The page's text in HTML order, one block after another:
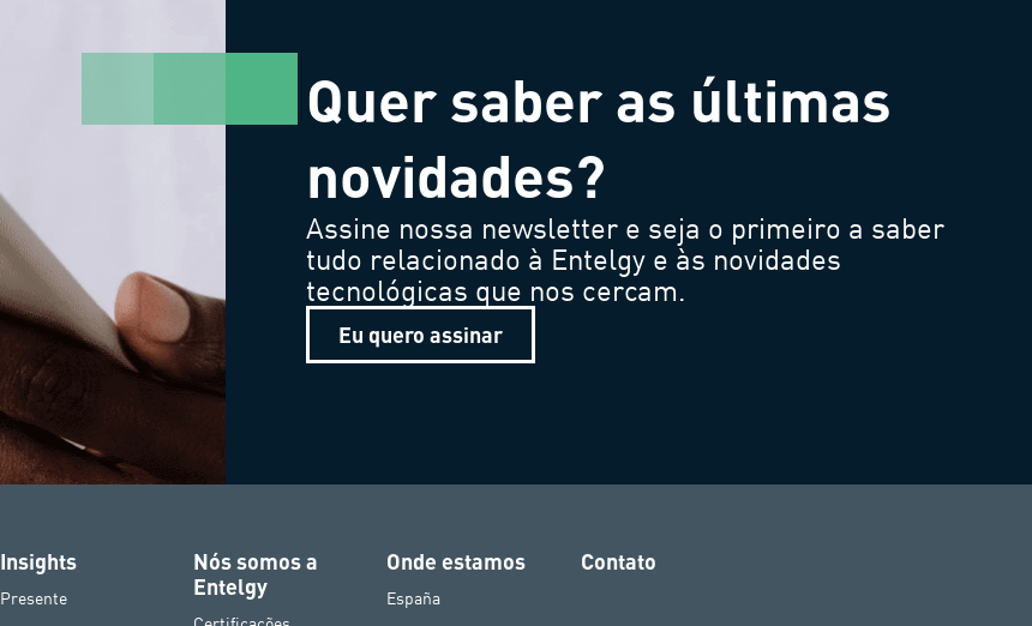
Quer saber as últimas
novidades?
Assine nossa newsletter e seja o primeiro a saber
tudo relacionado à Entelgy e às novidades
tecnológicas que nos cercam.
Eu quero assinar
Insights
Presente
Nós somos a
Entelgy
Onde estamos
España
Contato